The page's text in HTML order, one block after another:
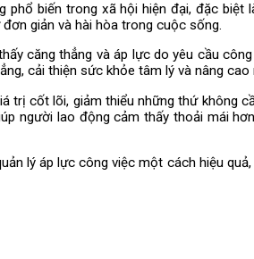
biến trong xã hội hiện đại, đặc
giản và hài hòa trong cuộc sống.
căng thẳng và áp lực do yêu cầu
cải thiện sức khỏe tâm lý và nâng cao
trị cốt lõi, giảm thiểu những thứ không
người lao động cảm thấy thoải mái
lý áp lực công việc một cách hiệu